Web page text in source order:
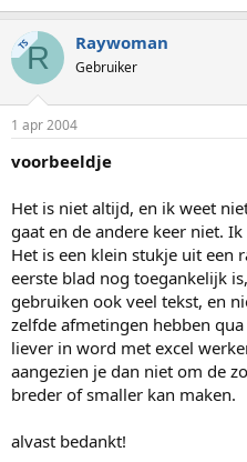
TSR Raywoman
Gebruiker
1 apr 2004
voorbeeldje
Het is niet altijd, en ik weet
gaat en de andere keer niet.
Het is een klein stukje uit een
eerste blad nog toegankelijk
gebruiken ook veel tekst, en
zelfde afmetingen hebben
liever in word met excel
aangezien je dan niet om de
breder of smaller kan maken.
alvast bedankt!